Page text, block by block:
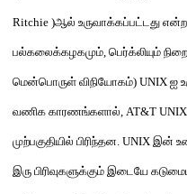
Ritchie )ஆல் உருவாக்கப்பட்டது
பல்கலைக்கழகமும், பெர்க்லியும்
மென்பொருள் விநியோகம்) UNIX ஐ
வணிக காரணங்களால், AT&T
முற்பகுதியில் பிரிந்தன. UNIX இன்
இரு பிரிவுகளுக்கும் இடையே